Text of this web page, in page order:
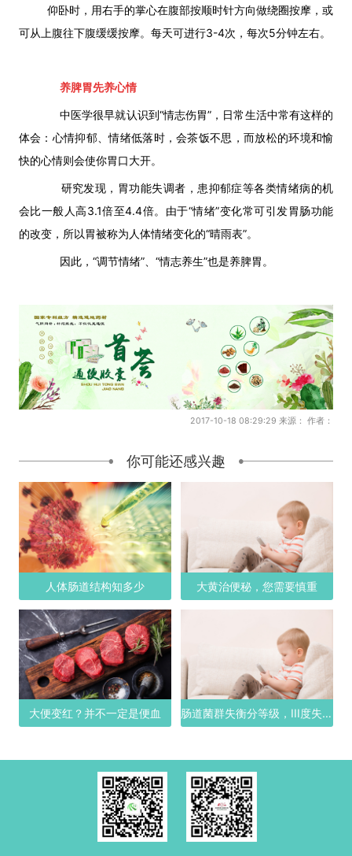
仰卧时，用右手的掌心在腹部按顺时针方向做绕圈按摩，或
可从上腹往下腹缓缓按摩。每天可进行3-4次，每次5分钟左右。
养脾胃先养心情
中医学很早就认识到“情志伤胃”，日常生活中常有这样的
体会：心情抑郁、情绪低落时，会茶饭不思，而放松的环境和愉
快的心情则会使你胃口大开。
研究发现，胃功能失调者，患抑郁症等各类情绪病的机
会比一般人高3.1倍至4.4倍。由于“情绪”变化常可引发胃肠功能
的改变，所以胃被称为人体情绪变化的“晴雨表”。
因此，“调节情绪”、“情志养生”也是养脾胃。
2017-10-18 08:29:29 来源： 作者：
你可能还感兴趣
人体肠道结构知多少 大黄治便秘，您需要慎重
大便变红？并不一定是便血 肠道菌群失衡分等级，III度失衡有多严重？